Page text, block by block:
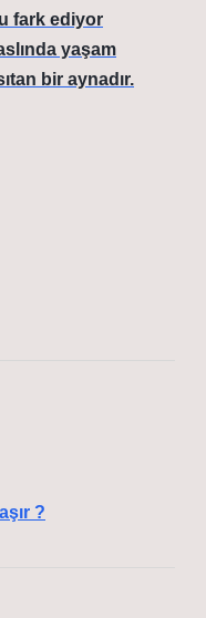
fark ediyor
yaşam
bir aynadır.
?